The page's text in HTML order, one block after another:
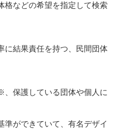
格などの希望を指定して検索
結果責任を持つ、民間団体
保護している団体や個人に
準ができていて、有名デザイ